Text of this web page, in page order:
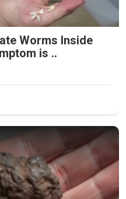
Worms Inside
is ..